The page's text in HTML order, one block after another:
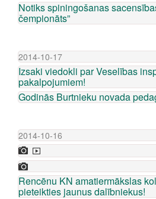
Notiks spiningošanas
čempionāts”
2014-10-17
Izsaki viedokli par Veselības
pakalpojumiem!
Godinās Burtnieku novada
2014-10-16
Rencēnu KN amatiermākslas
pieteikties jaunus dalībniekus!